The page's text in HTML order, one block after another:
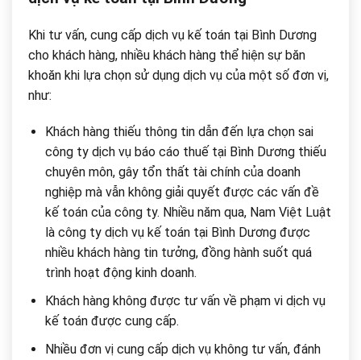
Khi tư vấn, cung cấp dịch vụ kế toán tại Bình Dương
cho khách hàng, nhiều khách hàng thể hiện sự băn
khoăn khi lựa chọn sử dụng dịch vụ của một số đơn vị,
như:
Khách hàng thiếu thông tin dẫn đến lựa chọn sai
công ty dịch vụ báo cáo thuế tại Bình Dương thiếu
chuyên môn, gây tổn thất tài chính của doanh
nghiệp mà vẫn không giải quyết được các vấn đề
kế toán của công ty. Nhiều năm qua, Nam Việt Luật
là công ty dịch vụ kế toán tại Bình Dương được
nhiều khách hàng tin tưởng, đồng hành suốt quá
trình hoạt động kinh doanh.
Khách hàng không được tư vấn về phạm vi dịch vụ
kế toán được cung cấp.
Nhiều đơn vị cung cấp dịch vụ không tư vấn, đánh